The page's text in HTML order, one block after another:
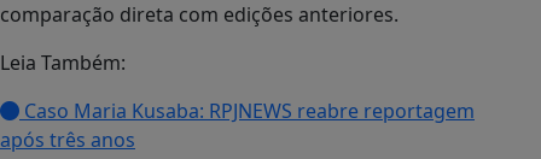
comparação direta com edições anteriores.
Leia Também:
Caso Maria Kusaba: RPJNEWS reabre reportagem
após três anos